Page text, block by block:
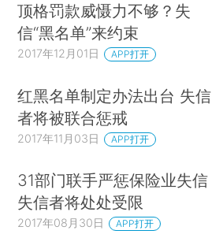
顶格罚款威慑力不够？失
信“黑名单”来约束
2017年12月01日 APP打开
红黑名单制定办法出台 失信
者将被联合惩戒
2017年11月03日 APP打开
31部门联手严惩保险业失信
失信者将处处受限
2017年08月30日 APP打开